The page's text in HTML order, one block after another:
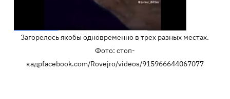
Загорелось якобы одновременно в трех разных местах.
Фото: стоп-
кадрfacebook.com/Rovejro/videos/915966644067077